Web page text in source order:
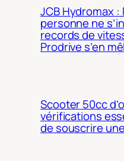
JCB Hydromax :
personne ne
records de
Prodrive s’en
Scooter 50cc
vérifications
de souscrire